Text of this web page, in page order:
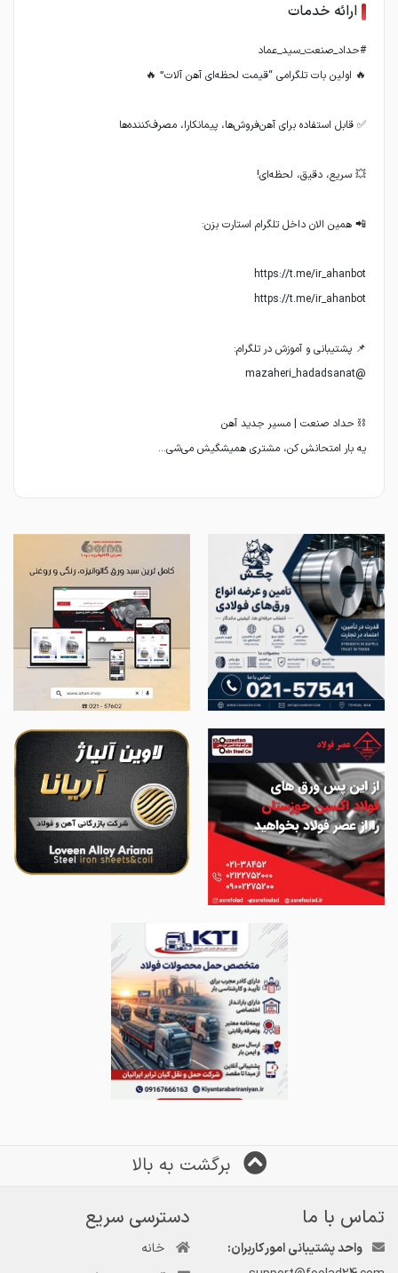
ارائه خدمات
یه بار امتحانش کن، مشتری همیشگیش می‌شی…
برگشت به بالا
تماس با ما
واحد پشتیبانی امور کاربران:
دسترسی سریع
خانه